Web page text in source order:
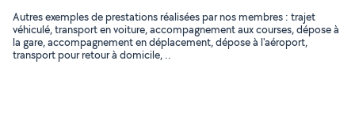
Autres exemples de prestations réalisées par nos membres : trajet
véhiculé, transport en voiture, accompagnement aux courses, dépose à
la gare, accompagnement en déplacement, dépose à l'aéroport,
transport pour retour à domicile, ..